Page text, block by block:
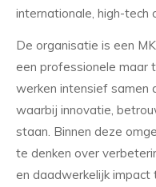
internationale, high-tech
De organisatie is een
een professionele maar
werken intensief samen
waarbij innovatie,
staan. Binnen deze
te denken over
en daadwerkelijk impact